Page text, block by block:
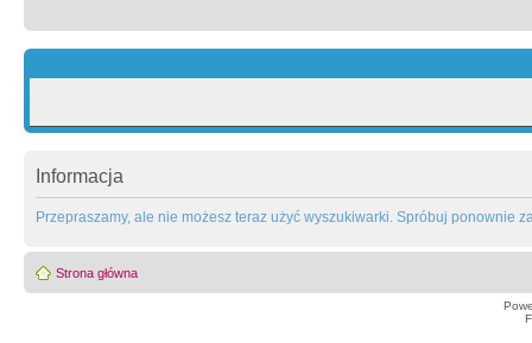
Informacja
Przepraszamy, ale nie możesz teraz użyć wyszukiwarki. Spróbuj ponownie
Strona główna